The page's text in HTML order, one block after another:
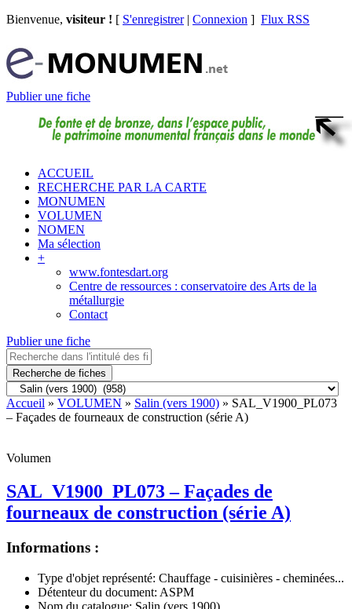
Bienvenue, visiteur ! [ S'enregistrer| Connexion ] Flux RSS
Publier une fiche
ACCUEIL
RECHERCHE PAR LA CARTE
MONUMEN
VOLUMEN
NOMEN
Ma sélection
+
www.fontesdart.org
Centre de ressources : conservatoire des Arts de la
métallurgie
Contact
Publier une fiche
Recherche de fiches
Accueil » VOLUMEN » Salin (vers 1900) » SAL_V1900_PL073
– Façades de fourneaux de construction (série A)
Volumen
SAL_V1900_PL073 – Façades de
fourneaux de construction (série A)
Informations :
Type d'objet représenté: Chauffage - cuisinières - cheminées...
Détenteur du document: ASPM
Nom du catalogue: Salin (vers 1900)